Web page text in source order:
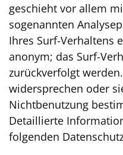
geschieht vor allem
sogenannten
Ihres Surf-Verhaltens
anonym; das Surf-
zurückverfolgt
widersprechen oder
Nichtbenutzung
Detaillierte
folgenden